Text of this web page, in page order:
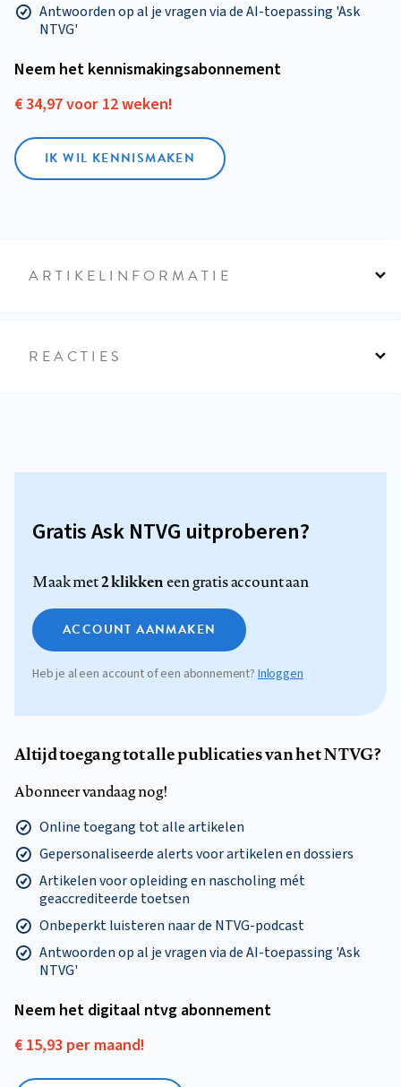
Antwoorden op al je vragen via de AI-toepassing 'Ask
NTVG'
Neem het kennismakings­abonnement
€ 34,97 voor 12 weken!
IK WIL KENNISMAKEN
ARTIKELINFORMATIE
REACTIES
Gratis Ask NTVG uitproberen?
Maak met2 klikkeneen gratis account aan
ACCOUNT AANMAKEN
Heb je al een account of een abonnement?Inloggen
Altijd toegang tot alle publicaties van het NTVG?
Abonneer vandaag nog!
Online toegang tot alle artikelen
Gepersonaliseerde alerts voor artikelen en dossiers
Artikelen voor opleiding en nascholing mét
geaccrediteerde toetsen
Onbeperkt luisteren naar de NTVG-podcast
Antwoorden op al je vragen via de AI-toepassing 'Ask
NTVG'
Neem het digitaal ntvg abonnement
€ 15,93 per maand!